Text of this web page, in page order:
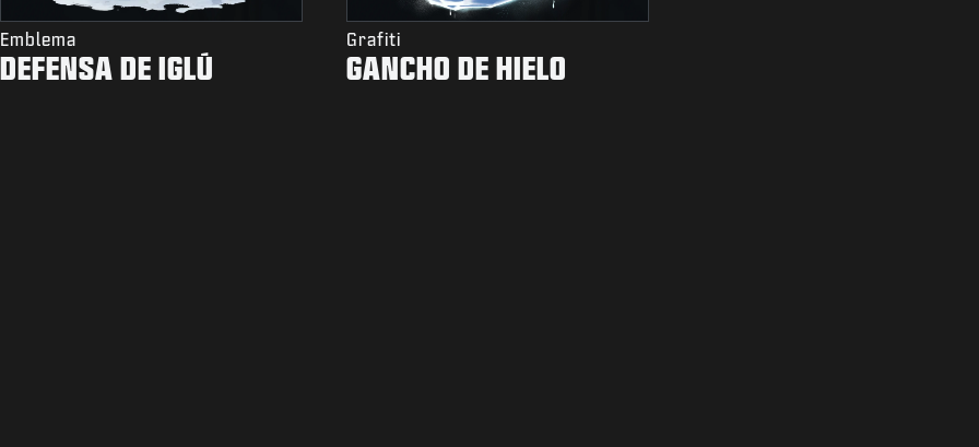
Emblema
DEFENSA DE IGLÚ
Grafiti
GANCHO DE HIELO